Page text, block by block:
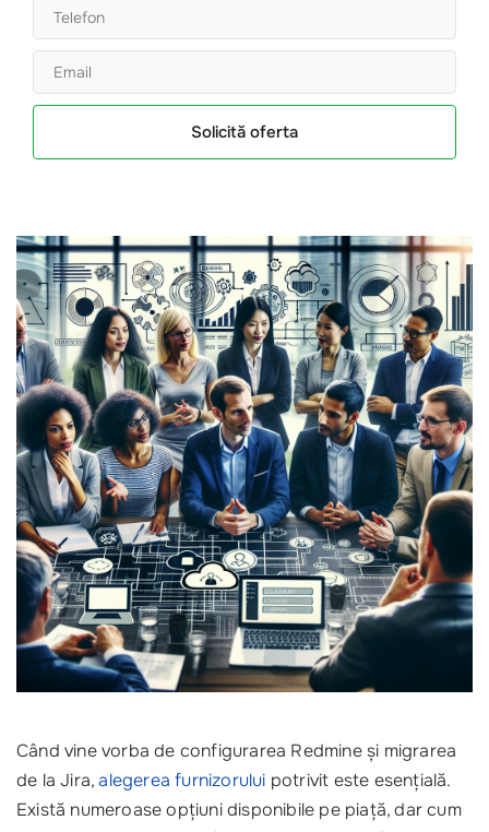
Solicită oferta
Când vine vorba de configurarea Redmine și migrarea
de la Jira,alegerea furnizorului potrivit este esențială.
Există numeroase opțiuni disponibile pe piață, dar cum